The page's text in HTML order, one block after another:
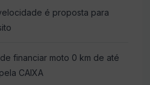
é proposta para
financiar moto 0 km de até
CAIXA